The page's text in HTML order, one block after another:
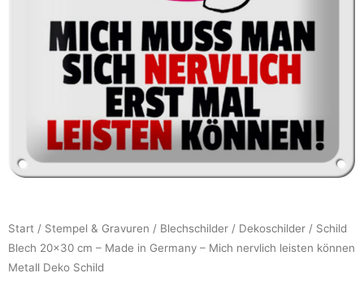
Start / Stempel & Gravuren / Blechschilder / Dekoschilder / Schild
Blech 20×30 cm – Made in Germany – Mich nervlich leisten können
Metall Deko Schild